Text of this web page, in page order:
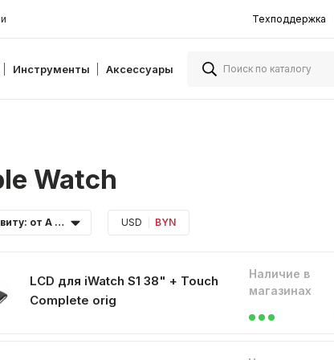
Техподдержка
Инструменты Аксессуары
Watch
По алфавиту: от А до Я USD BYN
LCD для iWatch S1 38" + Touch
Complete orig
Наличие в
магазинах